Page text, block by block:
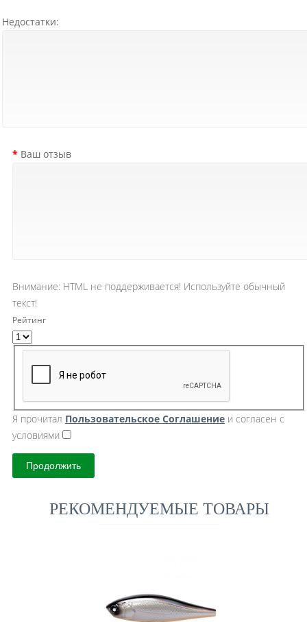
Недостатки:
Ваш отзыв
Внимание: HTML не поддерживается! Используйте обычный
текст!
Рейтинг
Я прочитал Пользовательское Cоглашение и согласен с
условиями
Продолжить
РЕКОМЕНДУЕМЫЕ ТОВАРЫ